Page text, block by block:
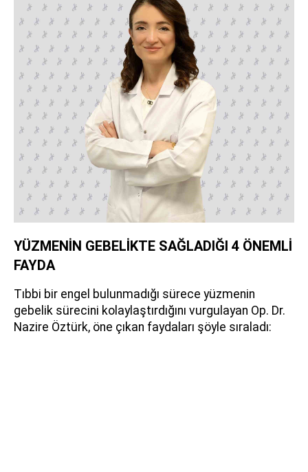
YÜZMENİN GEBELİKTE SAĞLADIĞI 4 ÖNEMLİ
FAYDA
Tıbbi bir engel bulunmadığı sürece yüzmenin
gebelik sürecini kolaylaştırdığını vurgulayan Op. Dr.
Nazire Öztürk, öne çıkan faydaları şöyle sıraladı: